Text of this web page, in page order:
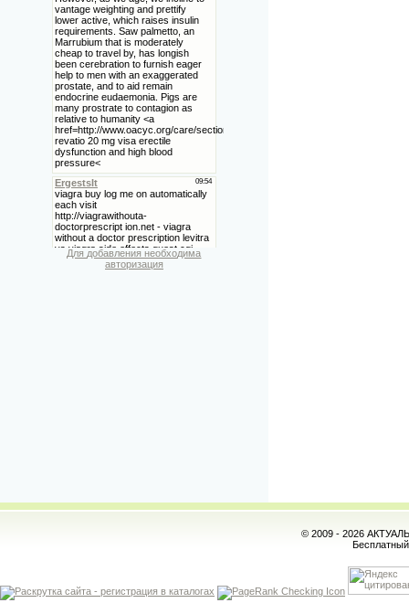
Для добавления необходима
авторизация
© 2009 - 2026